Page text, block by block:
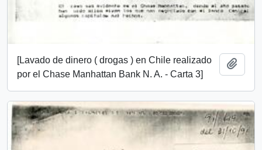
[Lavado de dinero ( drogas ) en Chile realizado
por el Chase Manhattan Bank N. A. - Carta 3]